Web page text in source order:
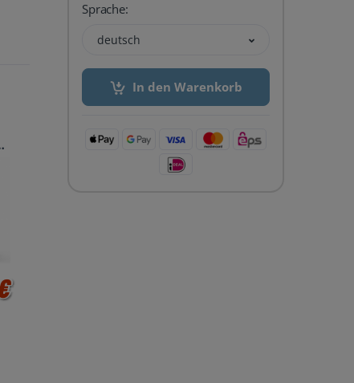
Sprache:
deutsch
In den Warenkorb